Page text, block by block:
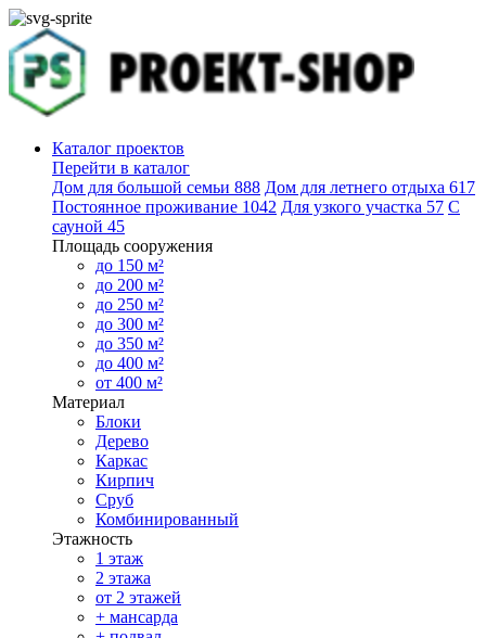
Каталог проектов
Перейти в каталог
Дом для большой семьи 888 Дом для летнего отдыха 617
Постоянное проживание 1042 Для узкого участка 57 С
сауной 45
Площадь сооружения
до 150 м²
до 200 м²
до 250 м²
до 300 м²
до 350 м²
до 400 м²
от 400 м²
Материал
Блоки
Дерево
Каркас
Кирпич
Сруб
Комбинированный
Этажность
1 этаж
2 этажа
от 2 этажей
+ мансарда